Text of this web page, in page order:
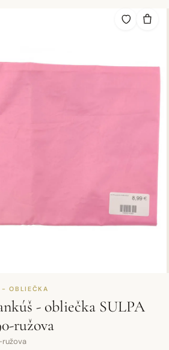
- OBLIEČKA
- obliečka SULPA
ružova
ružova